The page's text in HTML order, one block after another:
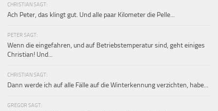
CHRISTIAN SAGT:
Ach Peter, das klingt gut. Und alle paar Kilometer die Pelle...
PETER SAGT:
Wenn die eingefahren, und auf Betriebstemperatur sind, geht einiges
Christian! Und...
CHRISTIAN SAGT:
Dann werde ich auf alle Fälle auf die Winterkennung verzichten, habe...
GREGOR SAGT: